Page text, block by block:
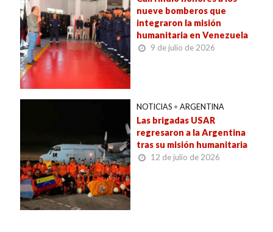
nueve bomberos que
integraron la misión
humanitaria en Venezuela
9 de julio de 2026
NOTICIAS • ARGENTINA
Las brigadas USAR
regresaron a la Argentina
tras su misión humanitaria
12 de julio de 2026